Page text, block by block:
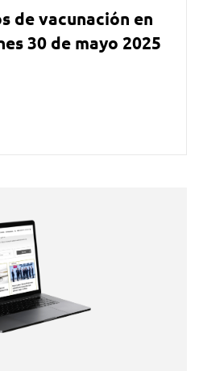
de vacunación en
30 de mayo 2025